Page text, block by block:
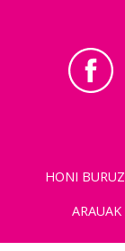
HONI BURUZ
ARAUAK